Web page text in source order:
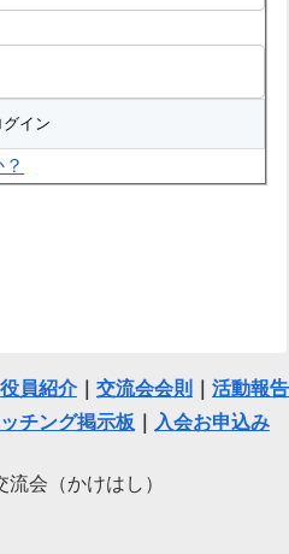
役員紹介｜ 交流会会則
活動報告
チング掲示板 入会お申込み
会（かけはし）